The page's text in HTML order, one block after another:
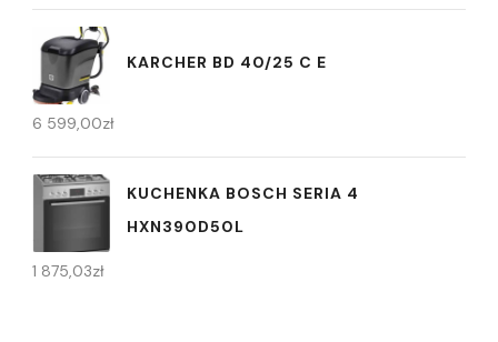
KARCHER BD 40/25 C E
6 599,00zł
KUCHENKA BOSCH SERIA 4
HXN390D50L
1 875,03zł